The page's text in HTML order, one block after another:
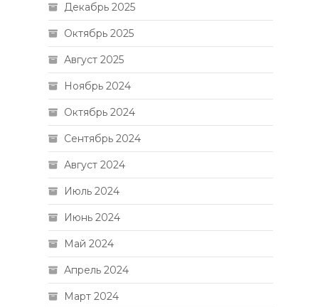
Декабрь 2025
Октябрь 2025
Август 2025
Ноябрь 2024
Октябрь 2024
Сентябрь 2024
Август 2024
Июль 2024
Июнь 2024
Май 2024
Апрель 2024
Март 2024